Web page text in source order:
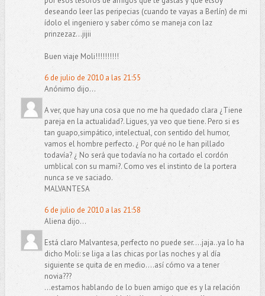
deseando leer las peripecias (cuando te vayas a Berlín) de mi
ídolo el ingeniero y saber cómo se maneja con laz
prinzezaz...jijii
Buen viaje Moli!!!!!!!!!!
6 de julio de 2010 a las 21:55
Anónimo dijo...
A ver, que hay una cosa que no me ha quedado clara ¿Tiene
pareja en la actualidad?. Ligues, ya veo que tiene. Pero si es
tan guapo,simpático, intelectual, con sentido del humor,
vamos el hombre perfecto. ¿ Por qué no le han pillado
todavía? ¿ No será que todavía no ha cortado el cordón
umblical con su mami?. Como ves el instinto de la portera
nunca se ve saciado.
MALVANTESA
6 de julio de 2010 a las 21:58
Aliena dijo...
Está claro Malvantesa, perfecto no puede ser....jaja..ya lo ha
dicho Moli: se liga a las chicas por las noches y al día
siguiente se quita de en medio....así cómo va a tener
novia???
...estamos hablando de lo buen amigo que es y la relación